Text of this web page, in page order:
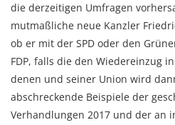
die derzeitigen Umfragen
mutmaßliche neue Kanzler
ob er mit der SPD oder den
FDP, falls die den Wiedereinzug
denen und seiner Union wird
abschreckende Beispiele der
Verhandlungen 2017 und der an